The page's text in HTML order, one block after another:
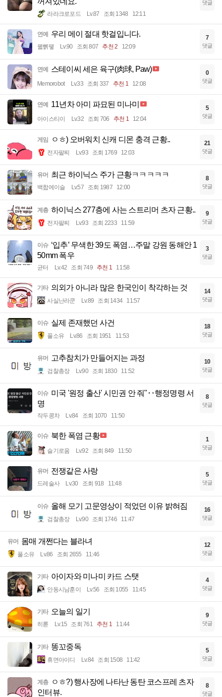
라라크로포드 Lv.87 조회 1348 12:11
댓글
연예 우리 메이 절대 핫걸입니다.
꿻뻵뗗 Lv.90 조회 807 추천 2 12:09
7
댓글
연예 스테이씨 세은 육구(肉球, Paw)
Memorobot Lv.33 조회 337 추천 1 12:08
0
댓글
연예 11년차 아미 파묘된 미나미
아이스티이 Lv.32 조회 706 추천 1 12:04
5
댓글
게임 ㅇㅎ) 오버워치 신캐 디몬 충격 근황..
전자팔찌 Lv.93 조회 1769 12:03
21
댓글
유머 최근 하이닉스 주가 근황ㅋㅋㅋㅋㅋ
백합에이슬 Lv.57 조회 1987 12:00
8
댓글
계층 하이닉스 277층에 사는 스트리머 츠자 근황..
전자팔찌 Lv.93 조회 2233 11:59
9
댓글
이슈 ‘입추’ 무색한 39도 폭염…주말 강원 동해안 1
50mm 폭우
균터 Lv.42 조회 749 추천 1 11:58
3
댓글
기타 의외가 아니라 많은 한국인이 착각하는 것
사실난라쿤 Lv.89 조회 1434 11:57
14
댓글
이슈 실제 존재했던 사건
풀소유 Lv.86 조회 1951 11:53
18
댓글
유머 고추참치가 만들어지는 과정
검찰총장 Lv.90 조회 1830 11:52
10
댓글
이슈 미국 '원정 출산' 시민권 안 줘"‥행정명령 서
명
작두콩차 Lv.84 조회 1070 11:50
8
댓글
이슈 북한 폭염 근황
슬기로움 Lv.92 조회 849 11:50
1
댓글
유머 전쟁같은 사랑
드레술사 Lv.30 조회 918 11:48
5
댓글
이슈 올해 모기 고문영상이 적었던 이유 밝혀짐
검찰총장 Lv.90 조회 1746 11:47
16
댓글
유머 몸매 개쩐다는 블라녀
풀소유 Lv.86 조회 2655 11:46
12
댓글
기타 아이자와 미나미 카드 스탯
안동시남훈이 Lv.56 조회 1055 11:45
4
댓글
기타 오늘의 일기
히롣 Lv.15 조회 761 추천 1 11:44
9
댓글
기타 똥꼬중독
휴면아이디 Lv.84 조회 1508 11:42
5
댓글
계층
ㅇㅎ?) 행사장에 나타난 동탄 코스프레 츠자
인터뷰.
8
댓글